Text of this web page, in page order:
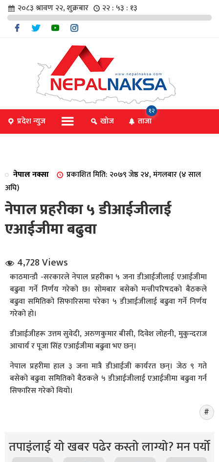
संवाद
२०८३ श्रावण २२, शुक्रबार २२ : ५३ : १४
प्रदेश न्युज खोज ताजा
१२
नेपाल नक्सा
प्रकाशित मिति: २०७९ जेष्ठ २४, मंगलबार (४ साल
अघि)
नेपाल प्रहरीका ५ डीआईजीलाई
एआईजीमा बढुवा
4,728 Views
काठमान्डौ -सरकारले नेपाल प्रहरीका ५ जना डीआईजीलाई एआईजीमा
बढुवा गर्ने निर्णय गरेको छ। सोमबार बसेको मन्त्रीपरिषदको बैठकले
बढुवा समितिको सिफारिसमा परेका ५ डीआईजीलाई बढुवा गर्ने निर्णय
गरेको हो।
डीआईजीहरू उत्तम सुवेदी, अरुणकुमार बीसी, दिवेश लोहनी, मुकुन्दराज
आचार्य र पूजा सिंह एआईजीमा बढुवा भए छन्।
नेपाल प्रहरीमा हाल ३ जना मात्रै डीआईजी कार्यरत छन्। जेठ ९ गते
बसेको बढुवा समितिको बैठकले ५ डीआईजीलाई एआईजीमा बढुवा गर्न
सिफारिस गरेको थियो।
तपाइंलाई यो खबर पढेर कस्तो लाग्यो? मन पर्यो